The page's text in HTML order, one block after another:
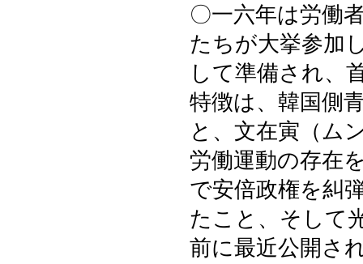
〇一六年は労働
たちが大挙参加
して準備され、
特徴は、韓国側
と、文在寅（ム
労働運動の存在
で安倍政権を糾
たこと、そして
前に最近公開さ